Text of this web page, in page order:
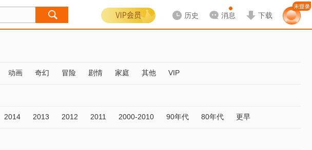
历史 消息 下载
动画 奇幻 冒险 剧情 家庭 其他 VIP
2014 2013 2012 2011 2000-2010 90年代 80年代 更早